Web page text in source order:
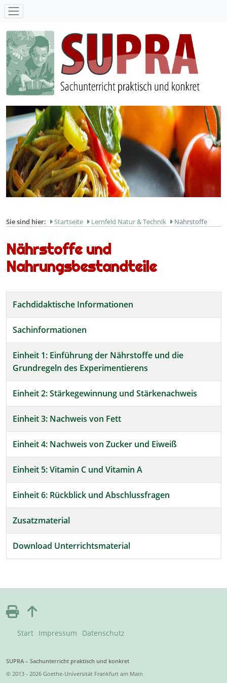
SUPRA - Sachunterricht praktisch und konkret
Sie sind hier: Startseite Lernfeld Natur & Technik Nährstoffe
Nährstoffe und
Nahrungsbestandteile
Titel
Fachdidaktische Informationen
Sachinformationen
Einheit 1: Einführung der Nährstoffe und die
Grundregeln des Experimentierens
Einheit 2: Stärkegewinnung und Stärkenachweis
Einheit 3: Nachweis von Fett
Einheit 4: Nachweis von Zucker und Eiweiß
Einheit 5: Vitamin C und Vitamin A
Einheit 6: Rückblick und Abschlussfragen
Zusatzmaterial
Download Unterrichtsmaterial
Start Impressum Datenschutz
SUPRA – Sachunterricht praktisch und konkret
© 2013 - 2026 Goethe-Universität Frankfurt am Main